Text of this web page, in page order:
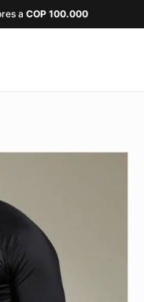
a COP100.000